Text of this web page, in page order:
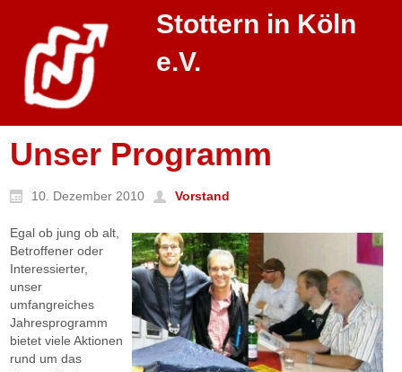
Stottern in Köln
e.V.
Unser Programm
10. Dezember 2010 Vorstand
Egal ob jung ob alt,
Betroffener oder
Interessierter,
unser
umfangreiches
Jahresprogramm
bietet viele Aktionen
rund um das